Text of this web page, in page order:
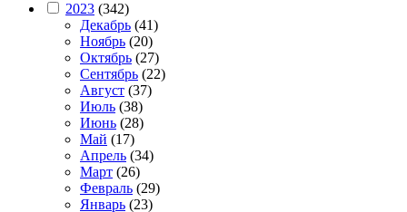
2023 (342)
Декабрь (41)
Ноябрь (20)
Октябрь (27)
Сентябрь (22)
Август (37)
Июль (38)
Июнь (28)
Май (17)
Апрель (34)
Март (26)
Февраль (29)
Январь (23)